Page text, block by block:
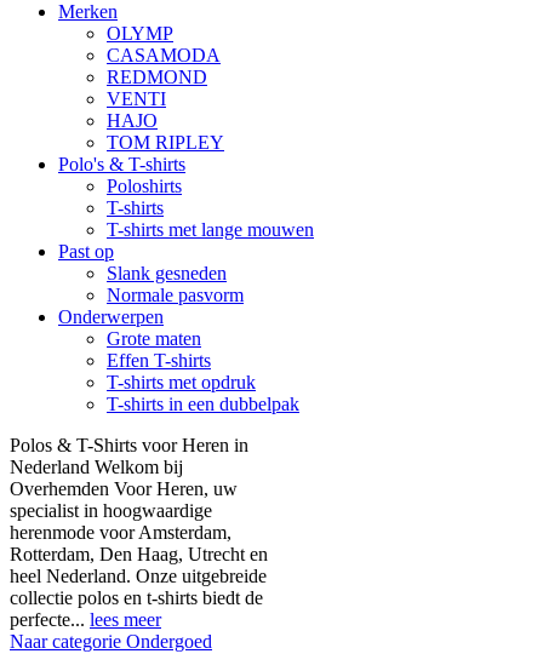
Merken
OLYMP
CASAMODA
REDMOND
VENTI
HAJO
TOM RIPLEY
Polo's & T-shirts
Poloshirts
T-shirts
T-shirts met lange mouwen
Past op
Slank gesneden
Normale pasvorm
Onderwerpen
Grote maten
Effen T-shirts
T-shirts met opdruk
T-shirts in een dubbelpak
Polos & T-Shirts voor Heren in
Nederland Welkom bij
Overhemden Voor Heren, uw
specialist in hoogwaardige
herenmode voor Amsterdam,
Rotterdam, Den Haag, Utrecht en
heel Nederland. Onze uitgebreide
collectie polos en t-shirts biedt de
perfecte... lees meer
Naar categorie Ondergoed